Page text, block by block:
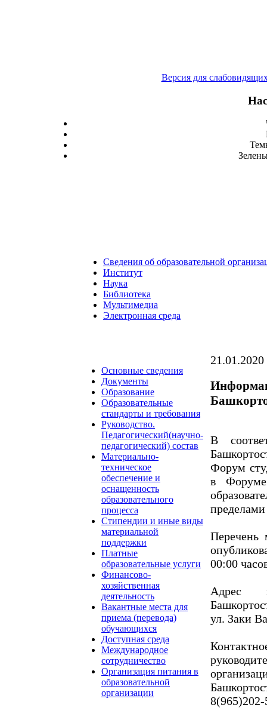
Версия для
Сведения об образовательной
Институт
Наука
Библиотека
Мультимедиа
Электронная среда
Основные сведения
Документы
Образование
Образовательные
стандарты и требования
Руководство.
Педагогический(научно-
педагогический) состав
Материально-
техническое
обеспечение и
оснащенность
образовательного
процесса
Стипендии и иные виды
материальной
поддержки
Платные
образовательные услуги
Финансово-
хозяйственная
деятельность
Вакантные места для
приема (перевода)
обучающихся
Доступная среда
Международное
сотрудничество
Организация питания в
образовательной
организации
21.01.2020
В
Форум
в Форуме
Перечень
00:00
Адрес
ул. Заки